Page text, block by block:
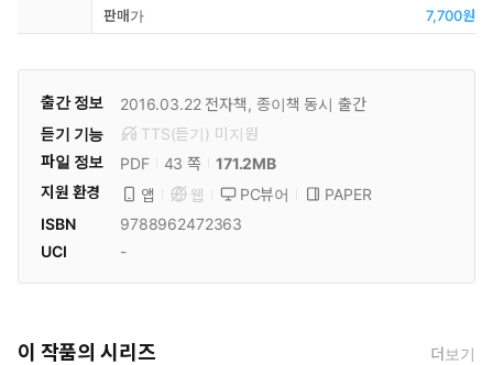
판매가
7,700원
출간 정보 2016.03.22 전자책, 종이책 동시 출간
듣기 기능
TTS(듣기) 미 지원
파일 정보
PDF 43 쪽
171.2MB
지원 환경
앱 웹 PC뷰어
PAPER
ISBN
9788962472363
UCI
-
이 작품의 시리즈 더보기